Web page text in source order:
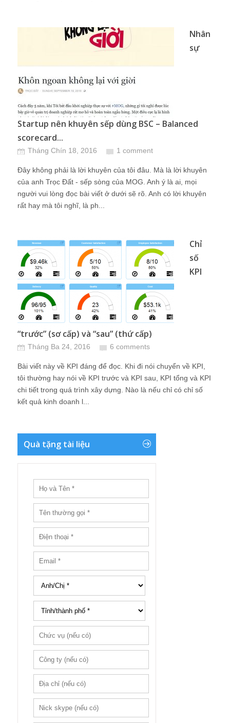
Nhân
sự
Startup nên khuyên sếp dùng BSC – Balanced
scorecard...
Tháng Chín 18, 2016 1 comment
Đây không phải là lời khuyên của tôi đâu. Mà là lời khuyên
của anh Trọc Đất - sếp sòng của MOG. Anh ý là ai, mọi
người vui lòng đọc bài viết ở dưới sẽ rõ. Anh có lời khuyên
rất hay mà tôi nghĩ, là ph...
Chỉ
số
KPI
“trước” (sơ cấp) và “sau” (thứ cấp)
Tháng Ba 24, 2016 6 comments
Bài viết này về KPI đáng để đọc. Khi đi nói chuyển về KPI,
tôi thường hay nói về KPI trước và KPI sau, KPI tổng và KPI
chi tiết trong quá trình xây dựng. Nào là nếu chỉ có chỉ số
kết quả kinh doanh l...
Quà tặng tài liệu